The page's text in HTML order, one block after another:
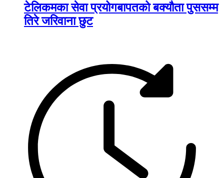
टेलिकमका सेवा प्रयोगबापतको बक्यौता पुससम्म
तिरे जरिवाना छुट